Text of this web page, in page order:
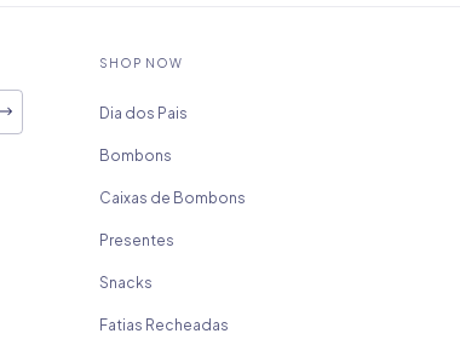
SHOP NOW
Dia dos Pais
Bombons
Caixas de Bombons
Presentes
Snacks
Fatias Recheadas